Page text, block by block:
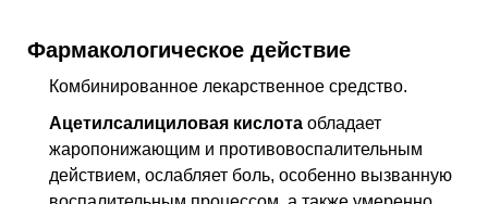
Фармакологическое действие
Комбинированное лекарственное средство.
Ацетилсалициловая кислота обладает
жаропонижающим и противовоспалительным
действием, ослабляет боль, особенно вызванную